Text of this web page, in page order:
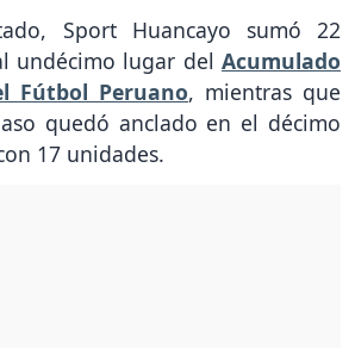
Sport Huancayo sumó 22
undécimo lugar del Acumulado
Fútbol Peruano, mientras que
quedó anclado en el décimo
17 unidades.